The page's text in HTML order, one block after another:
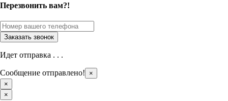
Перезвонить вам?!
Идет отправка . . .
Сообщение отправлено!
×
×
×